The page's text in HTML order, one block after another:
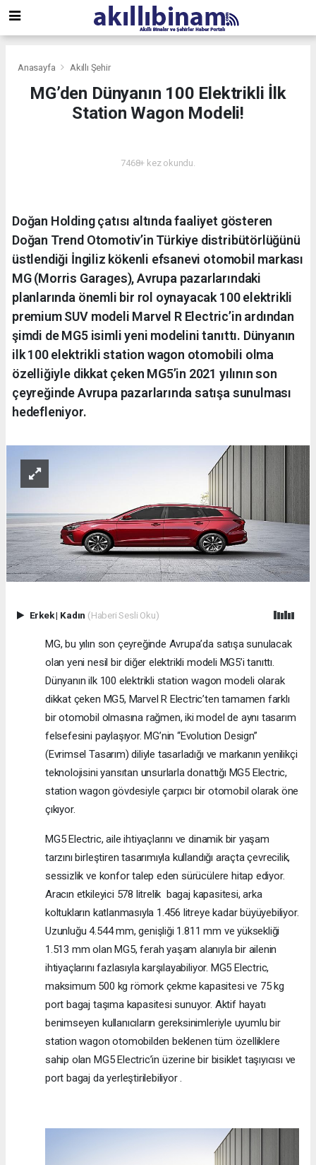
Anasayfa Akıllı Şehir
MG’den Dünyanın 100 Elektrikli İlk
Station Wagon Modeli!
7468+ kez okundu.
Doğan Holding çatısı altında faaliyet gösteren
Doğan Trend Otomotiv’in Türkiye distribütörlüğünü
üstlendiği İngiliz kökenli efsanevi otomobil markası
MG (Morris Garages), Avrupa pazarlarındaki
planlarında önemli bir rol oynayacak 100 elektrikli
premium SUV modeli Marvel R Electric’in ardından
şimdi de MG5 isimli yeni modelini tanıttı. Dünyanın
ilk 100 elektrikli station wagon otomobili olma
özelliğiyle dikkat çeken MG5’in 2021 yılının son
çeyreğinde Avrupa pazarlarında satışa sunulması
hedefleniyor.
Erkek| Kadın (Haberi Sesli Oku)
MG, bu yılın son çeyreğinde Avrupa’da satışa sunulacak
olan yeni nesil bir diğer elektrikli modeli MG5’i tanıttı.
Dünyanın ilk 100 elektrikli station wagon modeli olarak
dikkat çeken MG5, Marvel R Electric’ten tamamen farklı
bir otomobil olmasına rağmen, iki model de aynı tasarım
felsefesini paylaşıyor. MG’nin “Evolution Design”
(Evrimsel Tasarım) diliyle tasarladığı ve markanın yenilikçi
teknolojisini yansıtan unsurlarla donattığı MG5 Electric,
station wagon gövdesiyle çarpıcı bir otomobil olarak öne
çıkıyor.
MG5 Electric, aile ihtiyaçlarını ve dinamik bir yaşam
tarzını birleştiren tasarımıyla kullandığı araçta çevrecilik,
sessizlik ve konfor talep eden sürücülere hitap ediyor.
Aracın etkileyici 578 litrelik bagaj kapasitesi, arka
koltukların katlanmasıyla 1.456 litreye kadar büyüyebiliyor.
Uzunluğu 4.544 mm, genişliği 1.811 mm ve yüksekliği
1.513 mm olan MG5, ferah yaşam alanıyla bir ailenin
ihtiyaçlarını fazlasıyla karşılayabiliyor. MG5 Electric,
maksimum 500 kg römork çekme kapasitesi ve 75 kg
port bagaj taşıma kapasitesi sunuyor. Aktif hayatı
benimseyen kullanıcıların gereksinimleriyle uyumlu bir
station wagon otomobilden beklenen tüm özelliklere
sahip olan MG5 Electric’in üzerine bir bisiklet taşıyıcısı ve
port bagaj da yerleştirilebiliyor .